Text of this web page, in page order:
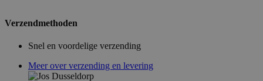
Verzendmethoden
Snel en voordelige verzending
Meer over verzending en levering